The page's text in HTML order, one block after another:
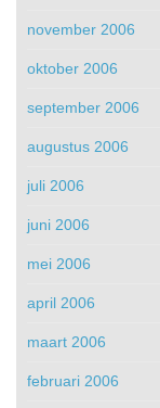
november 2006
oktober 2006
september 2006
augustus 2006
juli 2006
juni 2006
mei 2006
april 2006
maart 2006
februari 2006